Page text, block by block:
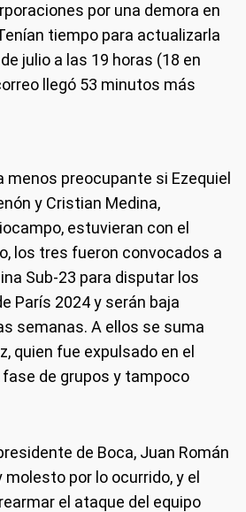
por una demora en
tiempo para actualizarla
julio a las 19 horas (18 en
llegó 53 minutos más
preocupante si Ezequiel
y Cristian Medina,
estuvieran con el
los tres fueron convocados a
Sub-23 para disputar los
París 2024 y serán baja
semanas. A ellos se suma
quien fue expulsado en el
de grupos y tampoco
de Boca, Juan Román
por lo ocurrido, y el
el ataque del equipo